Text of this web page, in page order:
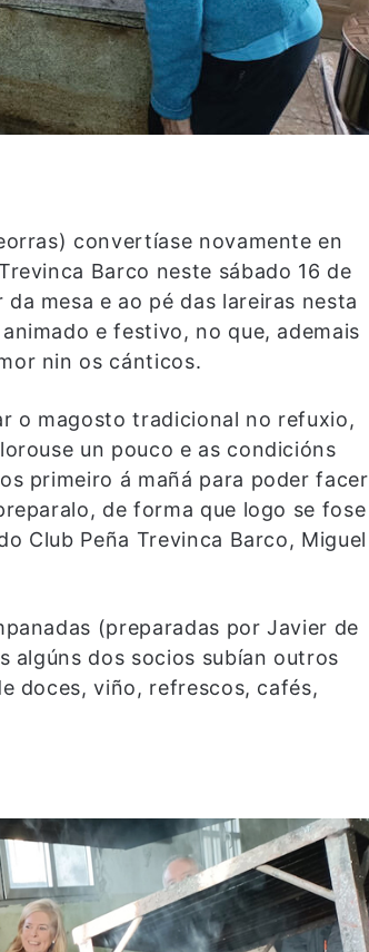
convertíase novamente en
Barco neste sábado 16 de
mesa e ao pé das lareiras nesta
e festivo, no que, ademais
nin os cánticos.
o magosto tradicional no refuxio,
un pouco e as condicións
primeiro á mañá para poder facer
de forma que logo se fose
Club Peña Trevinca Barco, Miguel
(preparadas por Javier de
algúns dos socios subían outros
doces, viño, refrescos, cafés,